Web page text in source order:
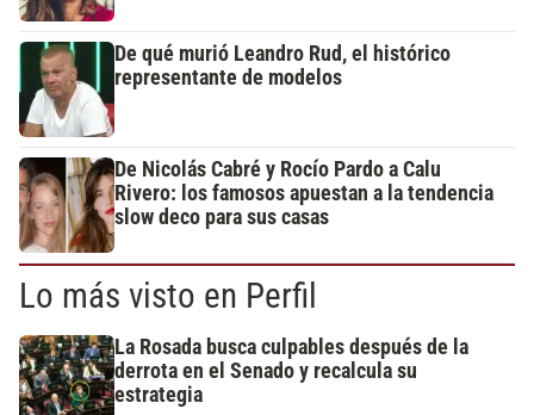
De qué murió Leandro Rud, el histórico
representante de modelos
De Nicolás Cabré y Rocío Pardo a Calu
Rivero: los famosos apuestan a la tendencia
slow deco para sus casas
Lo más visto en Perfil
La Rosada busca culpables después de la
derrota en el Senado y recalcula su
estrategia